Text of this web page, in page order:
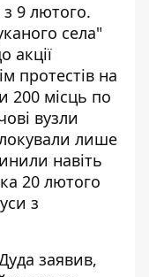
9 лютого.
села"
акції
протестів на
200 місць по
вузли
лише
навіть
20 лютого
з
заявив,